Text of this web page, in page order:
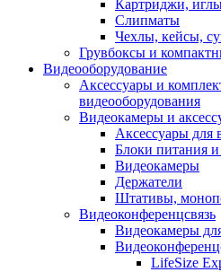
Картриджи,
Слипматы
Чехлы, кейсы,
Грувбоксы и
Видеооборудование
Аксессуары и
видеооборудования
Видеокамеры и
Аксессуары для
Блоки питания
Видеокамеры
Держатели
Штативы,
Видеоконференцсвязь
Видеокамеры
LifeSize